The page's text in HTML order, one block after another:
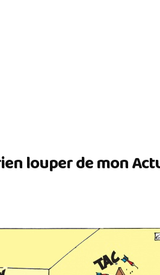
louper de mon